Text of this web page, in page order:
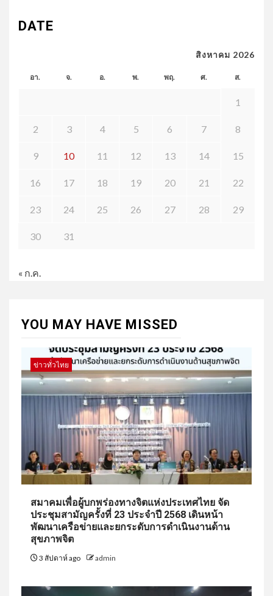
DATE
สิงหาคม 2026
อา. จ. อ. พ. พฤ. ศ. ส.
1
2 3 4 5 6 7 8
9 10 11 12 13 14 15
16 17 18 19 20 21 22
23 24 25 26 27 28 29
30 31
« ก.ค.
YOU MAY HAVE MISSED
ข่าวทั่วไทย
สมาคมเพื่อผู้บกพร่องทางจิตแห่งประเทศไทย จัด
ประชุมสามัญครั้งที่ 23 ประจำปี 2568 เดินหน้า
พัฒนาเครือข่ายและยกระดับการดำเนินงานด้าน
สุขภาพจิต
3 สัปดาห์ ago admin